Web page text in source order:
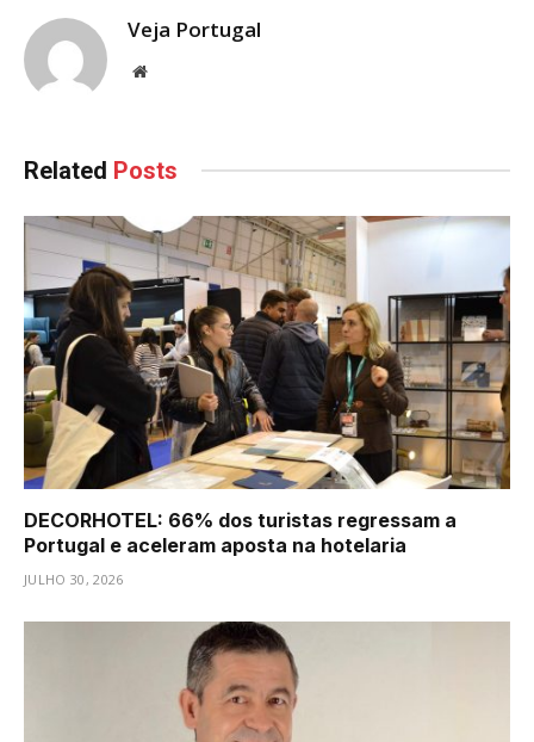
Veja Portugal
Website
Related Posts
DECORHOTEL: 66% dos turistas regressam a
Portugal e aceleram aposta na hotelaria
JULHO 30, 2026